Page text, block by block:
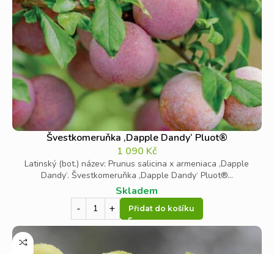
Objevtehned několik druhůmeruněk. Většina z nich je
nenáročná na pěstování.Vhodnáumístění jsouslunná
místa, polostín nedoporučujeme. Žádoucíje mírná, ale
pravidelná zálivka, abybyla zemneustále lehce vlhká (ale
nesmí být podmáčená).Dle (výběru) odrůdy meruněk se
můžete těšit na plody, které mohoubýt takové, jaké je
známe, větší, chlupaté nebo lysé.
Každopádně vždy jsou
sladké a šťavnaté, takže
si na nich rozhodně pochutnáte.
Nabízíme pouze kontejnerovanéstromky meruněk,
můžete sázet mimo zimní měsíce po celý rok.
Více informací k výběru, výsadbě a péčiovocných
naleznete zde.
Švestkomeruňka ‚Dapple Dandy‘ Pluot®
1 090 Kč
Latinský (bot.) název: Prunus salicina x armeniaca ‚Dapple
Dandy‘. Švestkomeruňka ‚Dapple Dandy‘ Pluot®...
Skladem
Přidat do košíku